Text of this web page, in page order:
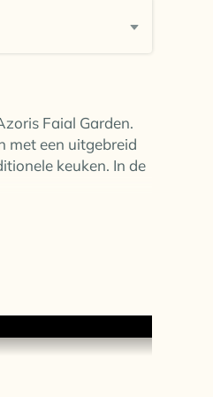
Faial Garden.
met een uitgebreid
keuken. In de